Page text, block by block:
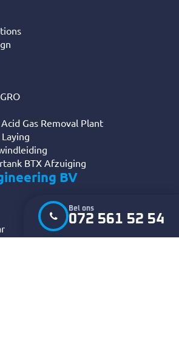
Bel ons
072 561 52 54
Gas Removal Plant
BTX Afzuiging
BV